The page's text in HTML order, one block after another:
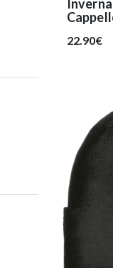
22.90€